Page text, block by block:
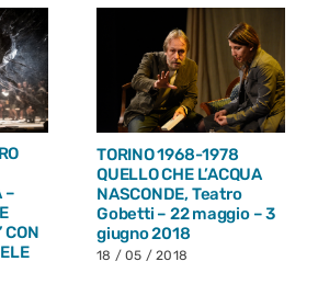
–
CON
TORINO 1968-1978
QUELLO CHE L’ACQUA
NASCONDE, Teatro
Gobetti – 22 maggio – 3
giugno 2018
18 / 05 / 2018